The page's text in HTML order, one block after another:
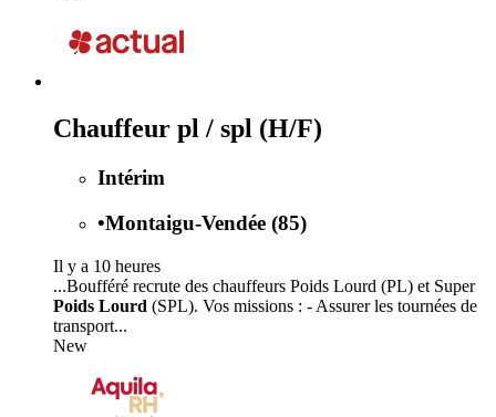
Chauffeur pl / spl (H/F)
Intérim
•Montaigu-Vendée (85)
Il y a 10 heures
...Boufféré recrute des chauffeurs Poids Lourd (PL) et Super
Poids Lourd (SPL). Vos missions : - Assurer les tournées de
transport...
New